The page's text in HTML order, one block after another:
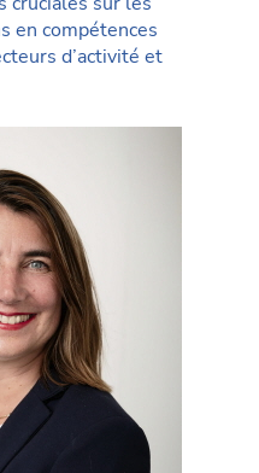
en compétences
d’activité et